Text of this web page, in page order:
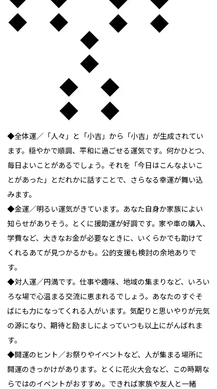
◆全体運／「人々」と「小吉」から「小吉」が生成されてい
ます。穏やかで順調、平和に過ごせる運気です。何かひとつ、
毎日よいことがあるでしょう。それを「今日はこんなよいこ
とがあった」とだれかに話すことで、さらなる幸運が舞い込
みます。
◆金運／明るい運気がきています。あなた自身か家族によい
知らせがありそう。とくに援助運が好調です。家や車の購入、
学費など、大きなお金が必要なときに、いくらかでも助けて
くれるあてが見つかるかも。公的支援も検討の余地ありで
す。
◆対人運／円満です。仕事や趣味、地域の集まりなど、いろい
ろな場で心温まる交流に恵まれるでしょう。あなたのすぐそ
ばにも力になってくれる人がいます。気配りと思いやりが元気
の源になり、期待と励ましによっていつも以上にがんばれま
す。
◆開運のヒント／お祭りやイベントなど、人が集まる場所に
開運のきっかけがあります。とくに花火大会など、この時期な
らではのイベントがおすすめ。できれば家族や友人と一緒